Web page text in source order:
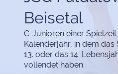
Beisetal
C-Junioren einer
Kalenderjahr, in dem
13. oder das 14.
vollendet haben.